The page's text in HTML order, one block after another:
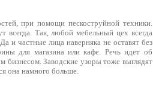
при помощи пескоструйной техники.
всегда. Так, любой мебельный цех всегда
и частные лица наверняка не оставят без
для магазина или кафе. Речь идет об
бизнесом. Заводские узоры тоже выглядят
она намного больше.